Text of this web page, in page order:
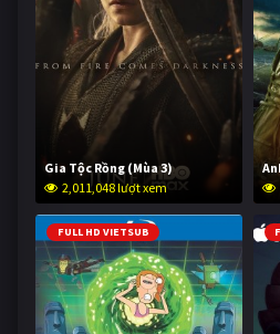
Gia Tộc Rồng (Mùa 3)
2,011,048 lượt xem
FULL HD VIETSUB